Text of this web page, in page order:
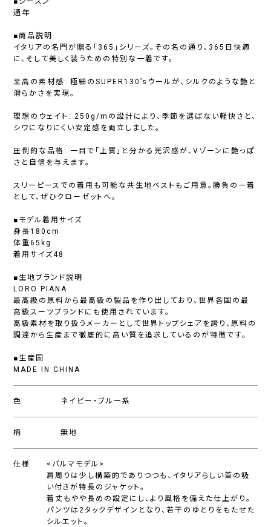
通年
■商品説明
イタリアの名門が贈る「365」シリーズ。その名の通り、365日快適
に、そして美しく装うための特別な一着です。
至高の素材感: 極細のSUPER130’sウールが、シルクのような艶と
滑らかさを実現。
理想のウェイト: 250g/mの設計により、季節を選ばない軽快さと、
シワになりにくい安定感を両立しました。
圧倒的な品格: 一目で「上質」と分かる光沢感が、Vゾーンに艶っぽ
さと自信を与えます。
スリーピースでの着用も可能な共生地ベストもご用意。勝負の一着
として、ぜひクローゼットへ。
■モデル着用サイズ
身長180cm
体重65kg
着用サイズ48
■生地ブランド説明
LORO PIANA
最高級の原料から最高級の製品を作り出しており、世界各国の最
高級スーツブランドにも使用されています。
高級素材を取り扱うメーカーとして世界トップシェアを誇り、原料の
調達から生産まで徹底的に高い質を追求しているのが特徴です。
■生産国
MADE IN CHINA
色 ネイビー・ブルー系
柄 無地
仕様
<パルマモデル>
肩周りは少し構築的でありつつも、イタリアらしい首の吸
い付きが特長のジャケット。
着丈もやや長めの設定にし、より風格を備えた仕上がり。
パンツは2タックデザインとなり、若干のゆとりをもたせた
シルエット。